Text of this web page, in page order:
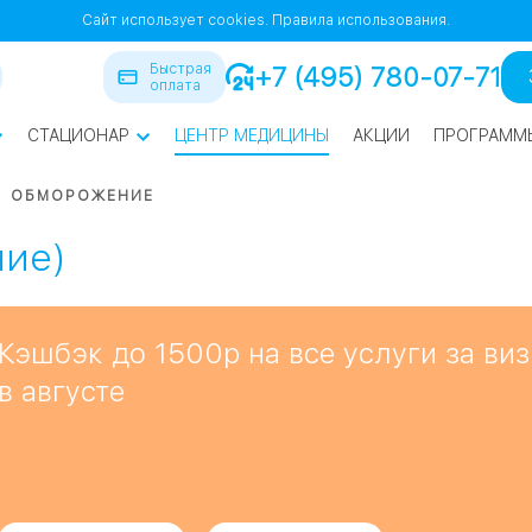
Сайт использует cookies. Правила использования.
Быстрая
оплата
+7 (495) 780-07-71
СТАЦИОНАР ЦЕНТР МЕДИЦИНЫ АКЦИИ
ОБМОРОЖЕНИЕ
Кэшбэк до 1500р на все услуги за
в августе